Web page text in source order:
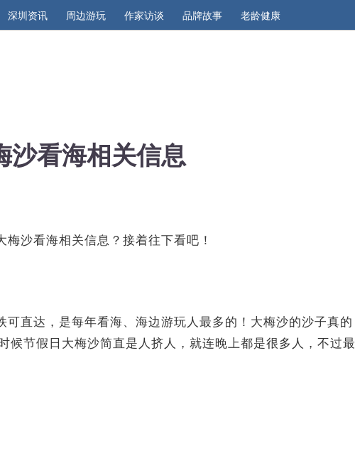
深圳资讯 周边游玩 作家访谈 品牌故事 老龄健康
沙看海相关信息
沙看海相关信息？接着往下看吧！
可直达，是每年看海、海边游玩人最多的！大梅沙的沙子真的
候节假日大梅沙简直是人挤人，就连晚上都是很多人，不过最